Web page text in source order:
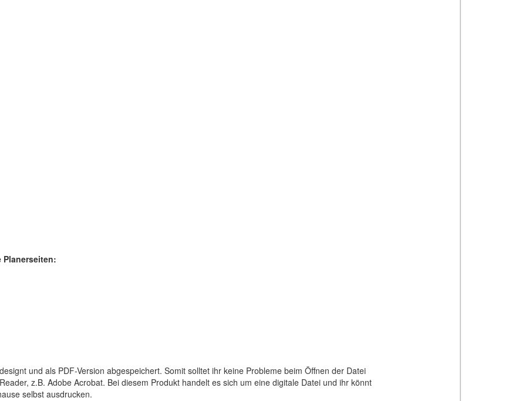
Planerseiten:
und als PDF-Version abgespeichert. Somit solltet ihr keine Probleme beim Öffnen der Datei
z.B. Adobe Acrobat. Bei diesem Produkt handelt es sich um eine digitale Datei und ihr könnt
selbst ausdrucken.